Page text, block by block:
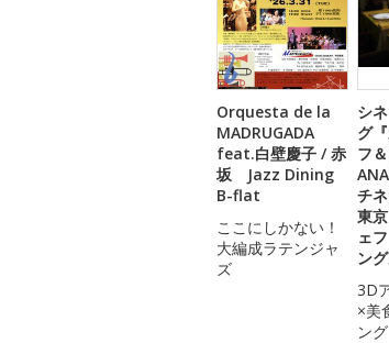
Orquesta de la
MADRUGADA
feat.白壁慶子 / 赤
坂 Jazz Dining
B-flat
ここにしかない！
大編成ラテンジャ
ズ
シ
グ
フ
チ
東
ェ
ン
3D
×美
ング